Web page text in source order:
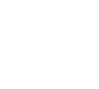
Copii
-